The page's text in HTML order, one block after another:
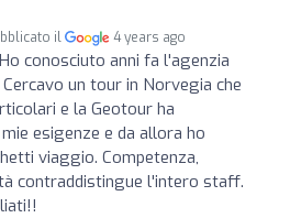
il 4 years ago
Ho conosciuto anni fa l'agenzia
un tour in Norvegia che
e la Geotour ha
esigenze e da allora ho
viaggio. Competenza,
contraddistingue l'intero staff.